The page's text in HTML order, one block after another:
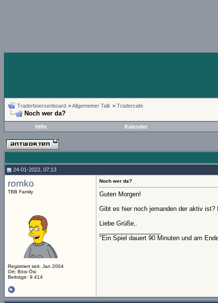
Traderboersenboard >Allgemeiner Talk > Tradercafe
Noch wer da?
Hilfe Kalender
24-01-2022, 07:13
romko
TBB Family
Registriert seit: Jan 2004
Ort: Bösi Ösi
Beiträge: 9.414
Noch wer da?
Guten Morgen!
Gibt es hier noch jemanden der aktiv
Liebe Grüße,.
"Ein Spiel dauert 90 Minuten und am